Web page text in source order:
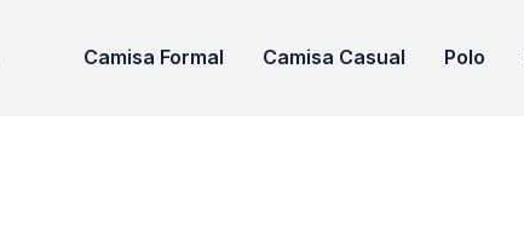
Camisa Formal Camisa Casual Polo